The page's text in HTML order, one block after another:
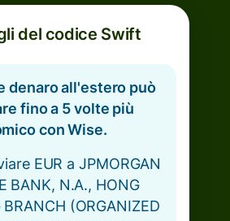
del codice Swift
denaro all'estero può
fino a 5 volte più
con Wise.
EUR a JPMORGAN
BANK, N.A., HONG
BRANCH (ORGANIZED